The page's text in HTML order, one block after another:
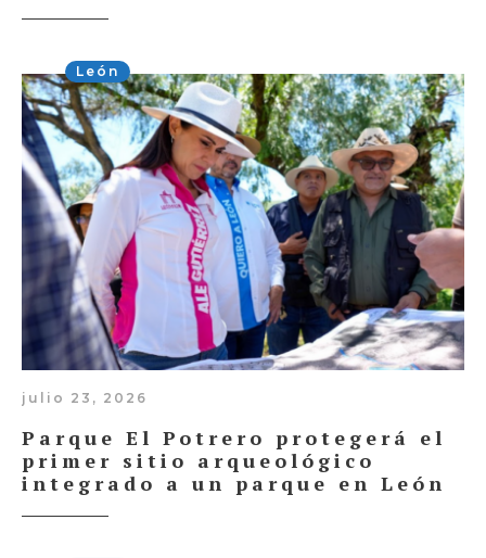
León
julio 23, 2026
Parque El Potrero protegerá el
primer sitio arqueológico
integrado a un parque en León